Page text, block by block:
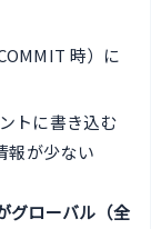
時）に
トに書き込む
報が少ない
グローバル（全